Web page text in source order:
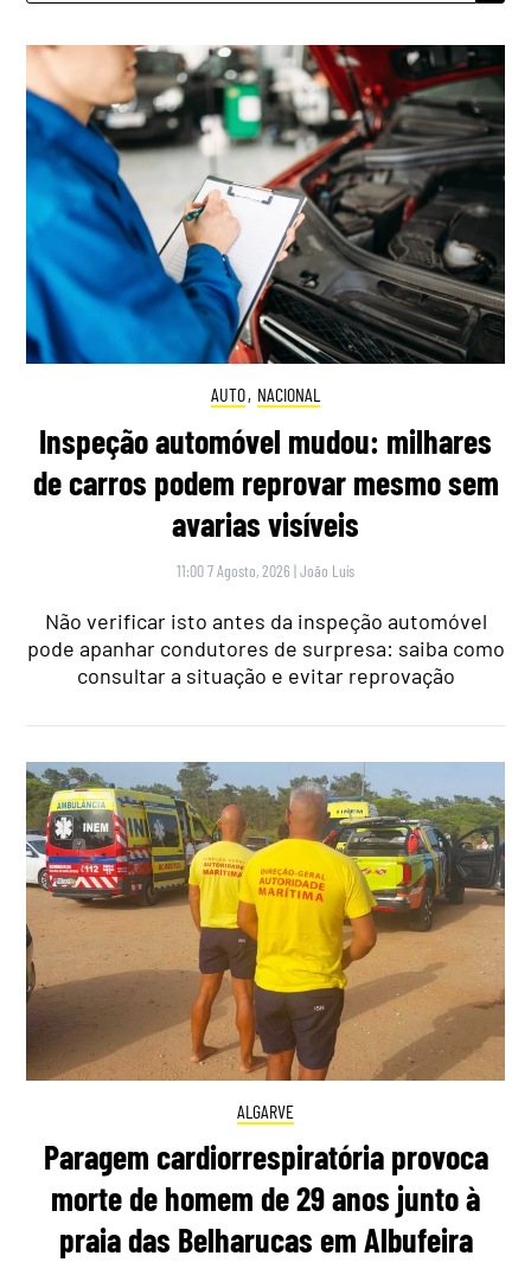
AUTO, NACIONAL
Inspeção automóvel mudou: milhares
de carros podem reprovar mesmo sem
avarias visíveis
11:00 7 Agosto, 2026 |João Luís
Não verificar isto antes da inspeção automóvel
pode apanhar condutores de surpresa: saiba como
consultar a situação e evitar reprovação
ALGARVE
Paragem cardiorrespiratória provoca
morte de homem de 29 anos junto à
praia das Belharucas em Albufeira